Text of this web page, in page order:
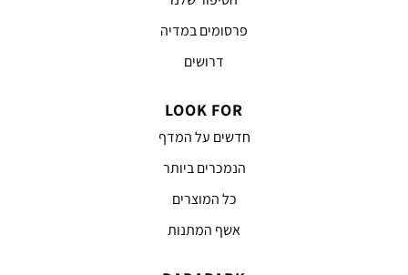
פרסומים במדיה
דרושים
LOOK FOR
חדשים על המדף
הנמכרים ביותר
כל המוצרים
אשף המתנות